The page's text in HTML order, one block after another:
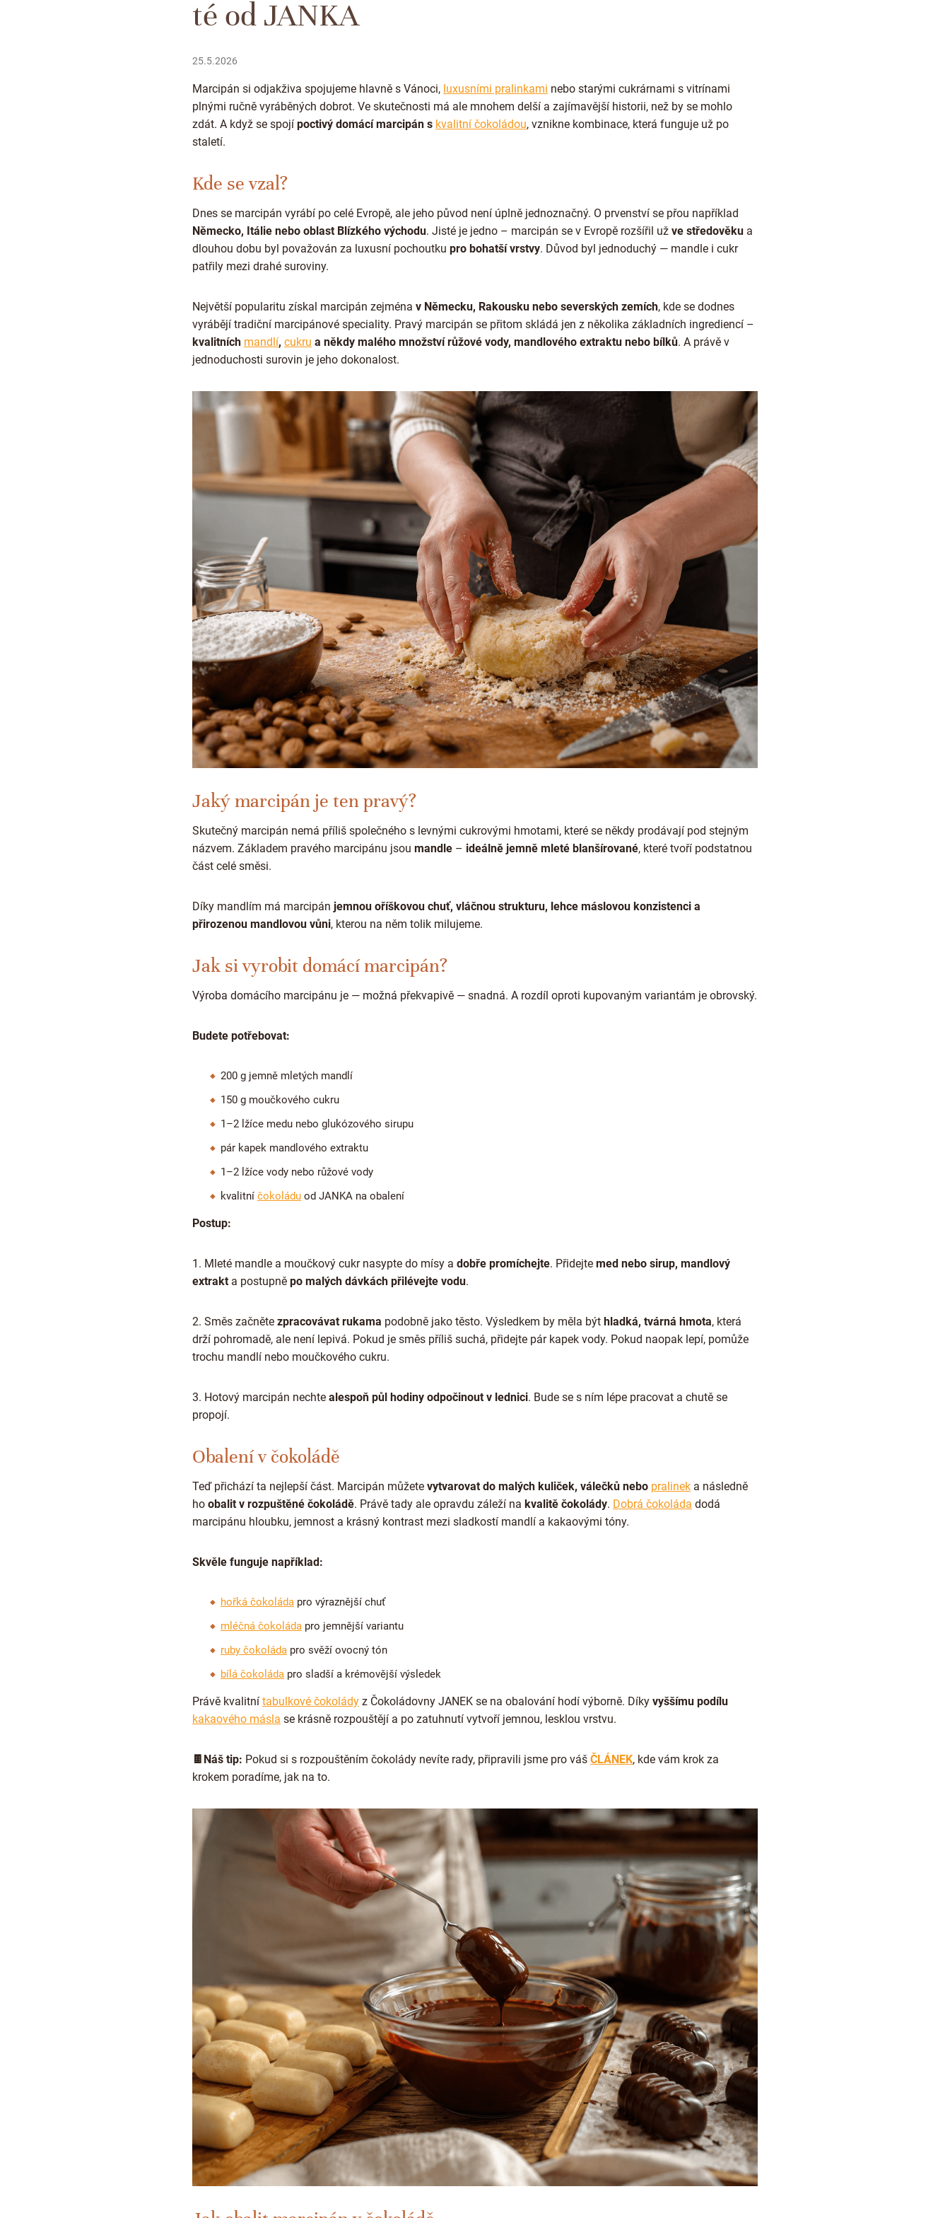
té od JANKA
25.5.2026
Marcipán si odjakživa spojujeme hlavně s Vánoci, luxusními pralinkami nebo starými cukrárnami s vitrínami
plnými ručně vyráběných dobrot. Ve skutečnosti má ale mnohem delší a zajímavější historii, než by se mohlo
zdát. A když se spojí poctivý domácí marcipán s kvalitní čokoládou, vznikne kombinace, která funguje už po
staletí.
Kde se vzal?
Dnes se marcipán vyrábí po celé Evropě, ale jeho původ není úplně jednoznačný. O prvenství se přou například
Německo, Itálie nebo oblast Blízkého východu. Jisté je jedno – marcipán se v Evropě rozšířil už ve středověku a
dlouhou dobu byl považován za luxusní pochoutku pro bohatší vrstvy. Důvod byl jednoduchý — mandle i cukr
patřily mezi drahé suroviny.
Největší popularitu získal marcipán zejména v Německu, Rakousku nebo severských zemích, kde se dodnes
vyrábějí tradiční marcipánové speciality. Pravý marcipán se přitom skládá jen z několika základních ingrediencí –
kvalitních mandlí, cukru a někdy malého množství růžové vody, mandlového extraktu nebo bílků. A právě v
jednoduchosti surovin je jeho dokonalost.
Jaký marcipán je ten pravý?
Skutečný marcipán nemá příliš společného s levnými cukrovými hmotami, které se někdy prodávají pod stejným
názvem. Základem pravého marcipánu jsou mandle – ideálně jemně mleté blanšírované, které tvoří podstatnou
část celé směsi.
Díky mandlím má marcipán jemnou oříškovou chuť, vláčnou strukturu, lehce máslovou konzistenci a
přirozenou mandlovou vůni, kterou na něm tolik milujeme.
Jak si vyrobit domácí marcipán?
Výroba domácího marcipánu je — možná překvapivě — snadná. A rozdíl oproti kupovaným variantám je obrovský.
Budete potřebovat:
200 g jemně mletých mandlí
150 g moučkového cukru
1–2 lžíce medu nebo glukózového sirupu
pár kapek mandlového extraktu
1–2 lžíce vody nebo růžové vody
kvalitní čokoládu od JANKA na obalení
Postup:
1. Mleté mandle a moučkový cukr nasypte do mísy a dobře promíchejte. Přidejte med nebo sirup, mandlový
extrakt a postupně po malých dávkách přilévejte vodu.
2. Směs začněte zpracovávat rukama podobně jako těsto. Výsledkem by měla být hladká, tvárná hmota, která
drží pohromadě, ale není lepivá. Pokud je směs příliš suchá, přidejte pár kapek vody. Pokud naopak lepí, pomůže
trochu mandlí nebo moučkového cukru.
3. Hotový marcipán nechte alespoň půl hodiny odpočinout v lednici. Bude se s ním lépe pracovat a chutě se
propojí.
Obalení v čokoládě
Teď přichází ta nejlepší část. Marcipán můžete vytvarovat do malých kuliček, válečků nebo pralinek a následně
ho obalit v rozpuštěné čokoládě. Právě tady ale opravdu záleží na kvalitě čokolády. Dobrá čokoláda dodá
marcipánu hloubku, jemnost a krásný kontrast mezi sladkostí mandlí a kakaovými tóny.
Skvěle funguje například:
hořká čokoláda pro výraznější chuť
mléčná čokoláda pro jemnější variantu
ruby čokoláda pro svěží ovocný tón
bílá čokoláda pro sladší a krémovější výsledek
Právě kvalitní tabulkové čokolády z Čokoládovny JANEK se na obalování hodí výborně. Díky vyššímu podílu
kakaového másla se krásně rozpouštějí a po zatuhnutí vytvoří jemnou, lesklou vrstvu.
🍫Náš tip: Pokud si s rozpouštěním čokolády nevíte rady, připravili jsme pro váš ČLÁNEK, kde vám krok za
krokem poradíme, jak na to.